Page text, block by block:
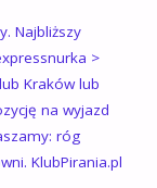
Najbliższy
>
Kraków lub
na wyjazd
róg
KlubPirania.pl